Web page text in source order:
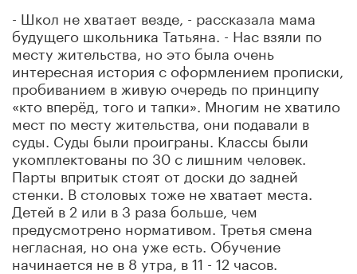
- Школ не хватает везде, - рассказала мама
будущего школьника Татьяна. - Нас взяли по
месту жительства, но это была очень
интересная история с оформлением прописки,
пробиванием в живую очередь по принципу
«кто вперёд, того и тапки». Многим не хватило
мест по месту жительства, они подавали в
суды. Суды были проиграны. Классы были
укомплектованы по 30 с лишним человек.
Парты впритык стоят от доски до задней
стенки. В столовых тоже не хватает места.
Детей в 2 или в 3 раза больше, чем
предусмотрено нормативом. Третья смена
негласная, но она уже есть. Обучение
начинается не в 8 утра, в 11 - 12 часов.